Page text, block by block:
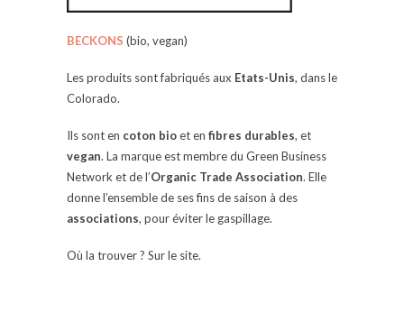
BECKONS (bio, vegan)
Les produits sont fabriqués aux Etats-Unis, dans le
Colorado.
Ils sont en coton bioet en fibres durables, et
vegan. La marque est membre du Green Business
Network et de l’Organic Trade Association. Elle
donne l’ensemble de ses fins de saison à des
associations, pour éviter le gaspillage.
Où la trouver ? Sur le site.